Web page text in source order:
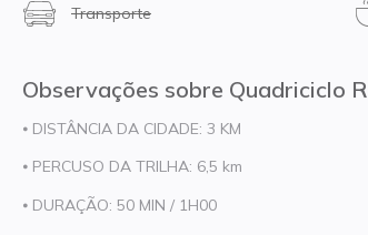
Transporte
Observações sobre Quadriciclo
⦁ DISTÂNCIA DA CIDADE: 3 KM
⦁ PERCUSO DA TRILHA: 6,5 km
⦁ DURAÇÃO: 50 MIN / 1H00